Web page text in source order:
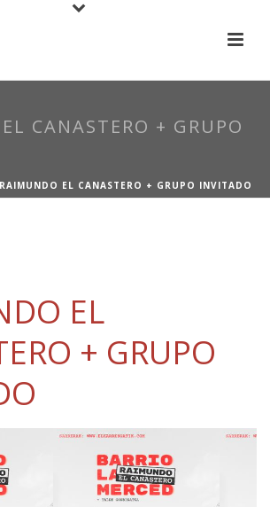
CANASTERO + GRUPO
RAIMUNDO EL CANASTERO + GRUPO INVITADO
EL
+ GRUPO